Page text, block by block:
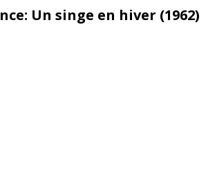
Un singe en hiver (1962)